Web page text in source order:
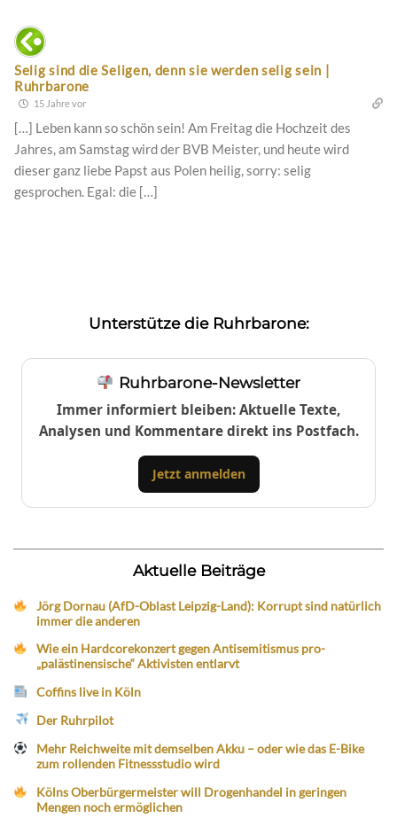
Selig sind die Seligen, denn sie werden selig sein |
Ruhrbarone
15 Jahre vor
[…] Leben kann so schön sein! Am Freitag die Hochzeit des
Jahres, am Samstag wird der BVB Meister, und heute wird
dieser ganz liebe Papst aus Polen heilig, sorry: selig
gesprochen. Egal: die […]
Unterstütze die Ruhrbarone:
Ruhrbarone-Newsletter
Immer informiert bleiben: Aktuelle Texte,
Analysen und Kommentare direkt ins Postfach.
Jetzt anmelden
Aktuelle Beiträge
Jörg Dornau (AfD-Oblast Leipzig-Land): Korrupt sind natürlich
immer die anderen
Wie ein Hardcorekonzert gegen Antisemitismus pro-
„palästinensische“ Aktivisten entlarvt
Coffins live in Köln
Der Ruhrpilot
Mehr Reichweite mit demselben Akku – oder wie das E-Bike
zum rollenden Fitnessstudio wird
Kölns Oberbürgermeister will Drogenhandel in geringen
Mengen noch ermöglichen